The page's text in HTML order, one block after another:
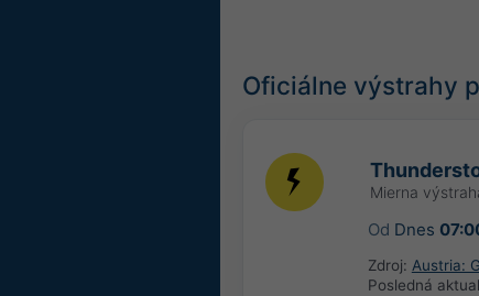
Oficiálne výstrahy
Mierna
Od Dnes
Zdroj: Austria:
Posledná